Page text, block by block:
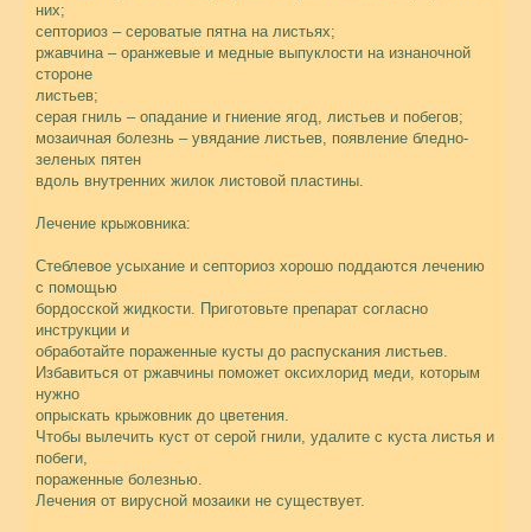
них;
септориоз – сероватые пятна на листьях;
ржавчина – оранжевые и медные выпуклости на изнаночной
стороне
листьев;
серая гниль – опадание и гниение ягод, листьев и побегов;
мозаичная болезнь – увядание листьев, появление бледно-
зеленых пятен
вдоль внутренних жилок листовой пластины.
Лечение крыжовника:
Стеблевое усыхание и септориоз хорошо поддаются лечению
с помощью
бордосской жидкости. Приготовьте препарат согласно
инструкции и
обработайте пораженные кусты до распускания листьев.
Избавиться от ржавчины поможет оксихлорид меди, которым
нужно
опрыскать крыжовник до цветения.
Чтобы вылечить куст от серой гнили, удалите с куста листья и
побеги,
пораженные болезнью.
Лечения от вирусной мозаики не существует.